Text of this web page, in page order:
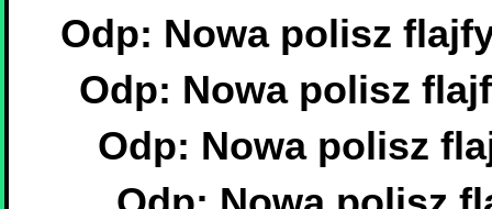
Odp: Nowa polisz
Odp: Nowa polisz
Odp: Nowa polisz